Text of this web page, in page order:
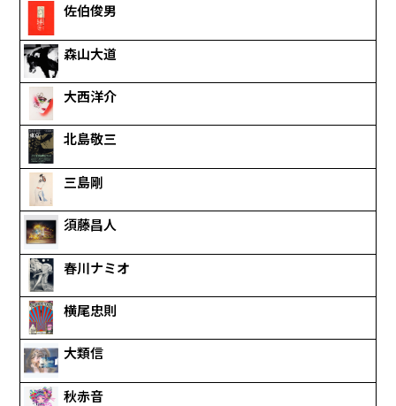
佐伯俊男
森山大道
大西洋介
北島敬三
三島剛
須藤昌人
春川ナミオ
横尾忠則
大類信
秋赤音